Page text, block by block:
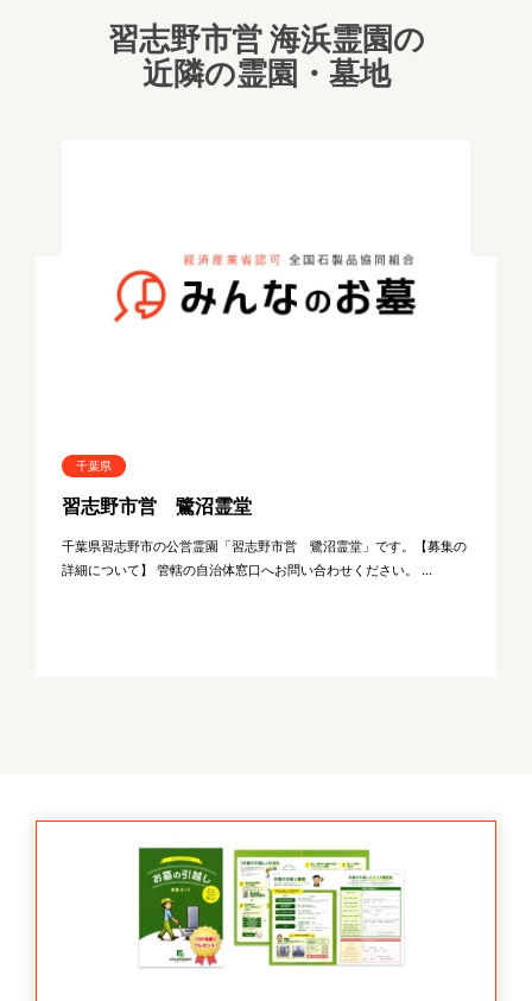
習志野市営 海浜霊園の
近隣の霊園・墓地
千葉県
習志野市営 鷺沼霊堂
千葉県習志野市の公営霊園「習志野市営 鷺沼霊堂」です。【募集の
詳細について】 管轄の自治体窓口へお問い合わせください。 ...